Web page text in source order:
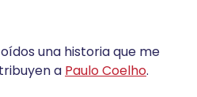
una historia que me
a Paulo Coelho.